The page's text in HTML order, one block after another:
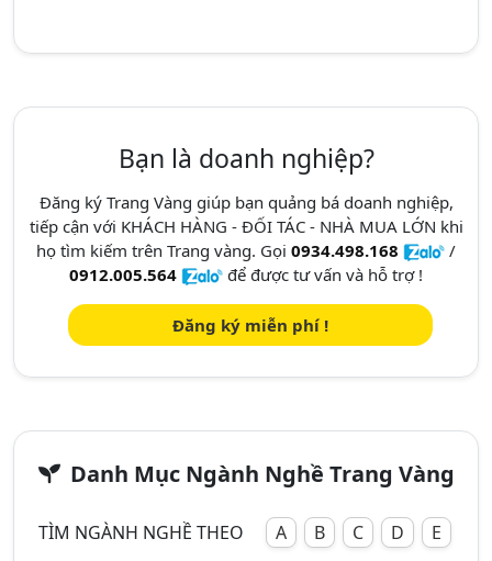
Bạn là doanh nghiệp?
Đăng ký Trang Vàng giúp bạn quảng bá doanh nghiệp,
tiếp cận với KHÁCH HÀNG - ĐỐI TÁC - NHÀ MUA LỚN khi
họ tìm kiếm trên Trang vàng. Gọi 0934.498.168
/
0912.005.564
để được tư vấn và hỗ trợ !
Đăng ký miễn phí !
Danh Mục Ngành Nghề Trang Vàng
TÌM NGÀNH NGHỀ THEO A B C D E